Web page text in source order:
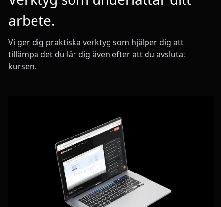
arbete.
Vi ger dig praktiska verktyg som hjälper dig att
tillämpa det du lär dig även efter att du avslutat
kursen.